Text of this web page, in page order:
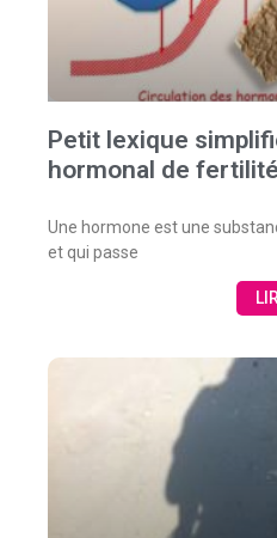
Petit lexique
hormonal de fertilité
Une hormone est une
et qui passe